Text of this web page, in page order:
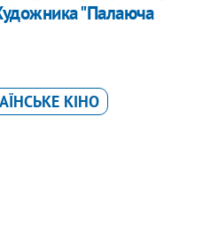
"Палаюча
КІНО